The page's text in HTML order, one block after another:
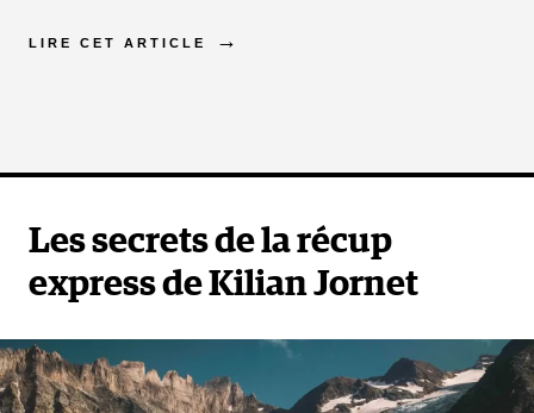
LIRE CET ARTICLE
Les secrets de la récup
express de Kilian Jornet